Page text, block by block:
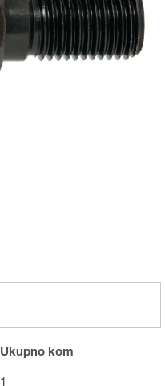
Ukupnokom
1